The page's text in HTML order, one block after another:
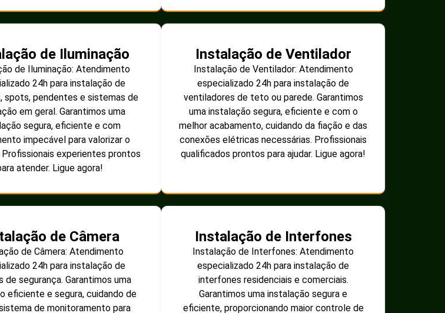
de Iluminação
de Iluminação: Atendimento
24h para instalação de
spots, pendentes e sistemas de
em geral. Garantimos uma
segura, eficiente e com
impecável para valorizar o
experientes prontos
atender. Ligue agora!
Instalação de Ventilador
Instalação de Ventilador: Atendimento
especializado 24h para instalação de
ventiladores de teto ou parede. Garantimos
uma instalação segura, eficiente e com o
melhor acabamento, cuidando da fiação e das
conexões elétricas necessárias. Profissionais
qualificados prontos para ajudar. Ligue agora!
de Câmera
de Câmera: Atendimento
24h para instalação de
de segurança. Garantimos uma
eficiente e segura, cuidando de
de monitoramento para
Instalação de Interfones
Instalação de Interfones: Atendimento
especializado 24h para instalação de
interfones residenciais e comerciais.
Garantimos uma instalação segura e
eficiente, proporcionando maior controle de